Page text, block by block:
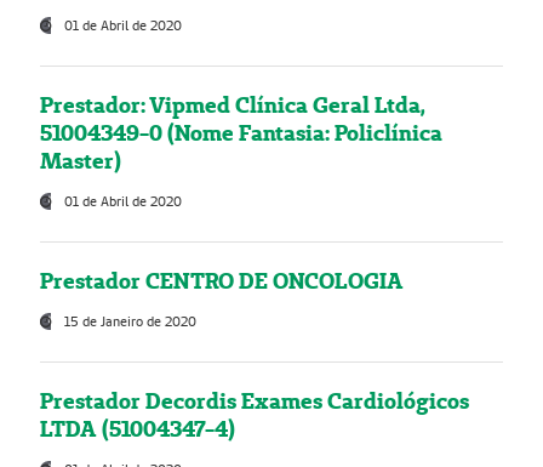
01 de Abril de 2020
Prestador: Vipmed Clínica Geral Ltda,
51004349-0 (Nome Fantasia: Policlínica
Master)
01 de Abril de 2020
Prestador CENTRO DE ONCOLOGIA
15 de Janeiro de 2020
Prestador Decordis Exames Cardiológicos
LTDA (51004347-4)